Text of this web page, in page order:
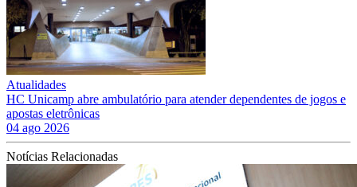
Atualidades
HC Unicamp abre ambulatório para atender dependentes de jogos e
apostas eletrônicas
04 ago 2026
Notícias Relacionadas